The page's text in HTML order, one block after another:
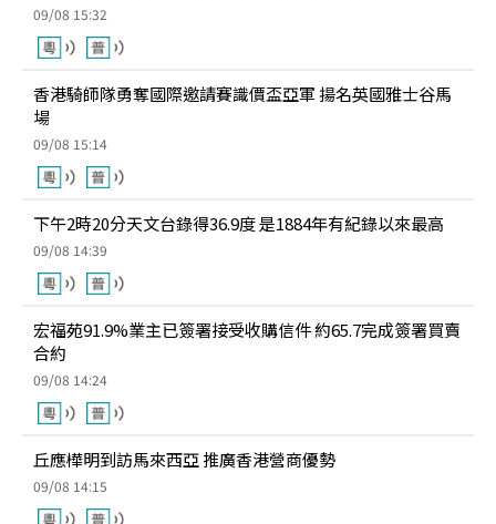
09/08 15:32
香港騎師隊勇奪國際邀請賽識價盃亞軍 揚名英國雅士谷馬
場
09/08 15:14
下午2時20分天文台錄得36.9度 是1884年有紀錄以來最高
09/08 14:39
宏福苑91.9%業主已簽署接受收購信件 約65.7完成簽署買賣
合約
09/08 14:24
丘應樺明到訪馬來西亞 推廣香港營商優勢
09/08 14:15